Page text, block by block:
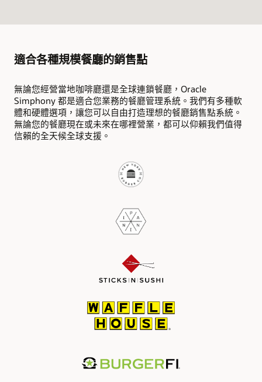
適合各種規模餐廳的銷售點
無論您經營當地咖啡廳還是全球連鎖餐廳，Oracle
Simphony 都是適合您業務的餐廳管理系統。我們有多種軟
體和硬體選項，讓您可以自由打造理想的餐廳銷售點系統。
無論您的餐廳現在或未來在哪裡營業，都可以仰賴我們值得
信賴的全天候全球支援。